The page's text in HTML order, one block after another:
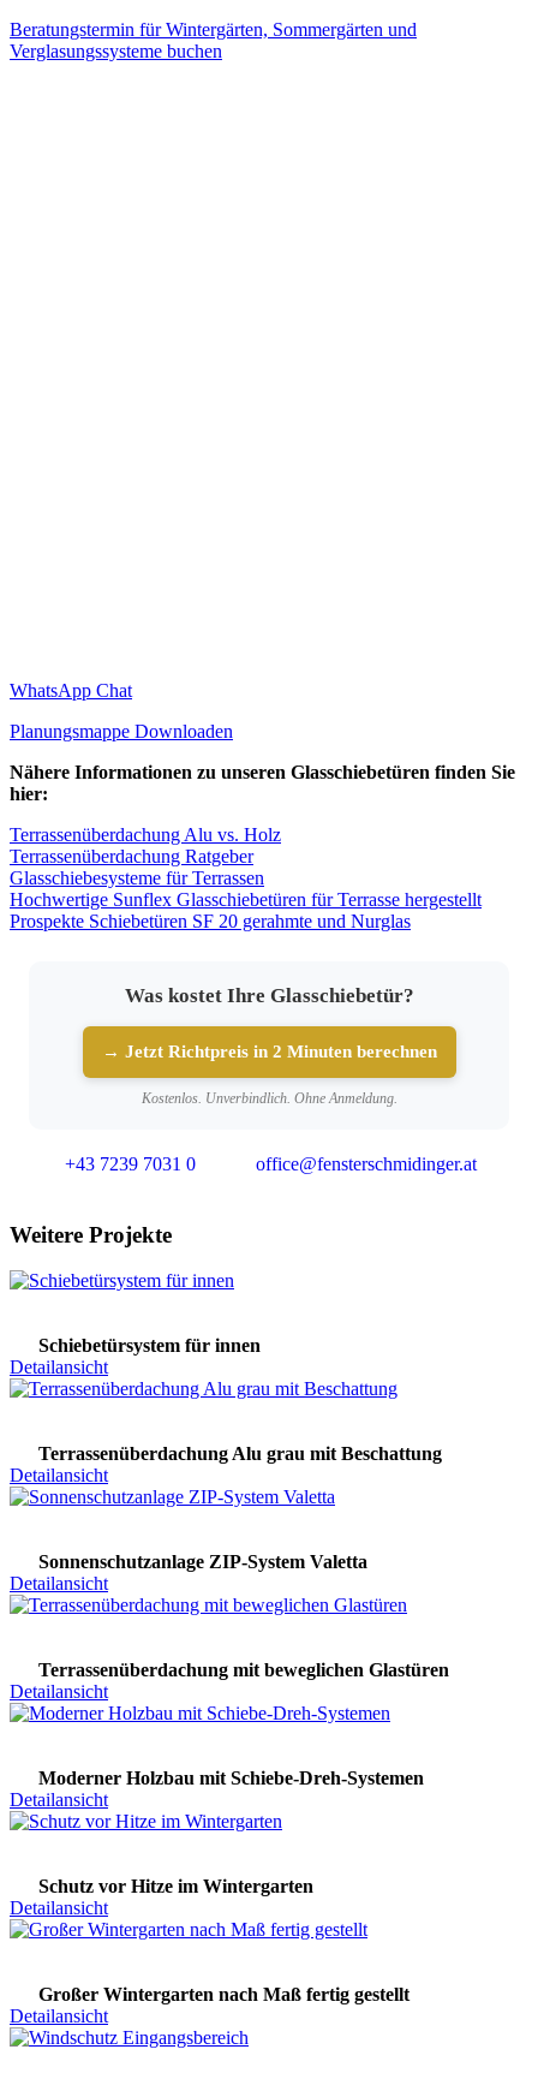
Beratungstermin für Wintergärten, Sommergärten und
Verglasungssysteme buchen
WhatsApp Chat
Planungsmappe Downloaden
Nähere Informationen zu unseren Glasschiebetüren finden Sie
hier:
Terrassenüberdachung Alu vs. Holz
Terrassenüberdachung Ratgeber
Glasschiebesysteme für Terrassen
Hochwertige Sunflex Glasschiebetüren für Terrasse hergestellt
Prospekte Schiebetüren SF 20 gerahmte und Nurglas
Was kostet Ihre Glasschiebetür?
→ Jetzt Richtpreis in 2 Minuten berechnen
Kostenlos. Unverbindlich. Ohne Anmeldung.
+43 7239 7031 0 office@fensterschmidinger.at
Weitere Projekte
Schiebetürsystem für innen
Detailansicht
Terrassenüberdachung Alu grau mit Beschattung
Detailansicht
Sonnenschutzanlage ZIP-System Valetta
Detailansicht
Terrassenüberdachung mit beweglichen Glastüren
Detailansicht
Moderner Holzbau mit Schiebe-Dreh-Systemen
Detailansicht
Schutz vor Hitze im Wintergarten
Detailansicht
Großer Wintergarten nach Maß fertig gestellt
Detailansicht